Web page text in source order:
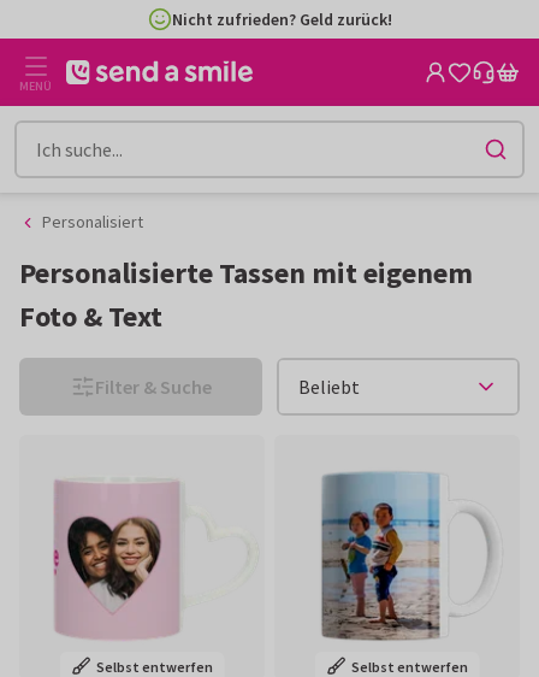
Inhalt
gehen
Filter
Nicht zufrieden? Geld zurück!
MENÜ
Personalisiert
Personalisierte Tassen mit eigenem
Foto & Text
Filter & Suche
Selbst entwerfen Selbst entwerfen